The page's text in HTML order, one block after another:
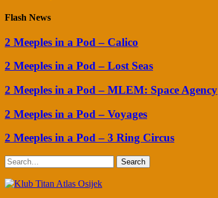
Flash News
2 Meeples in a Pod – Calico
2 Meeples in a Pod – Lost Seas
2 Meeples in a Pod – MLEM: Space Agency
2 Meeples in a Pod – Voyages
2 Meeples in a Pod – 3 Ring Circus
Search